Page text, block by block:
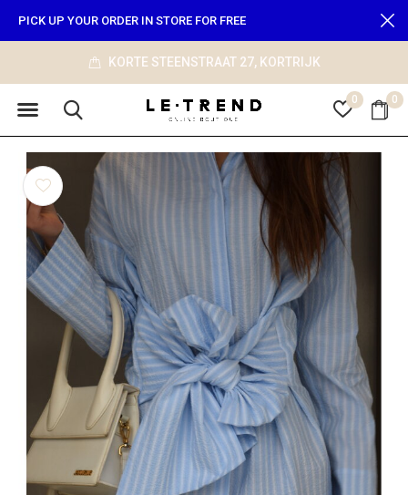
0 0
info@le-trend.com
PICK UP YOUR ORDER IN STORE FOR FREE